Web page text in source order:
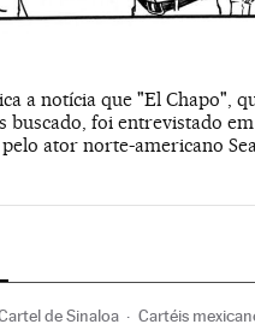
a notícia que "El Chapo",
buscado, foi entrevistado em
ator norte-americano
de Sinaloa Cartéis